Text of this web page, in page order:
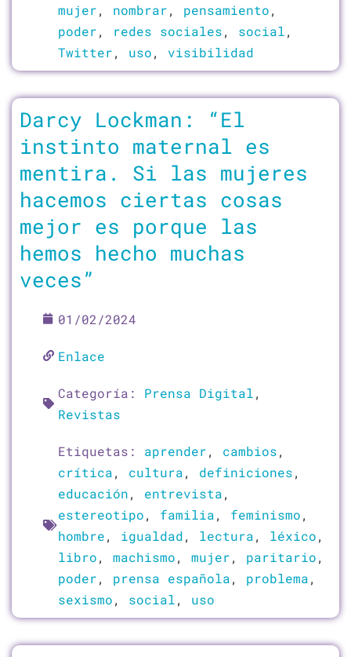
mujer, nombrar, pensamiento,
poder, redes sociales, social,
Twitter, uso, visibilidad
Darcy Lockman: “El
instinto maternal es
mentira. Si las mujeres
hacemos ciertas cosas
mejor es porque las
hemos hecho muchas
veces”
01/02/2024
Enlace
Categoría: Prensa Digital,
Revistas
Etiquetas: aprender, cambios,
crítica, cultura, definiciones,
educación, entrevista,
estereotipo, familia, feminismo,
hombre, igualdad, lectura, léxico,
libro, machismo, mujer, paritario,
poder, prensa española, problema,
sexismo, social, uso